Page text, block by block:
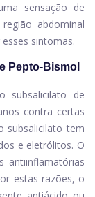
sensação de
abdominal
sintomas.
Pepto-Bismol
subsalicilato de
contra certas
subsalicilato tem
e eletrólitos. O
antiinflamatórias
estas razões, o